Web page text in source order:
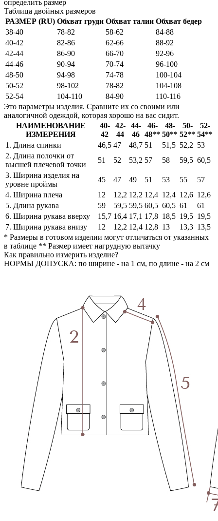
определить размер
Таблица двойных размеров
РАЗМЕР (RU) Обхват груди Обхват талии Обхват бедер
38-40
78-82 58-62
84-88
40-42
82-86 62-66
88-92
42-44
86-90 66-70
92-96
44-46
90-94 70-74
96-100
48-50
94-98 74-78
100-104
50-52
98-102 78-82
104-108
52-54
104-110 84-90
110-116
Это параметры изделия. Сравните их со своими или
аналогичной одеждой, которая хорошо на вас сидит.
НАИМЕНОВАНИЕ
ИЗМЕРЕНИЯ
40-
42
42-
44
44-
46
46-
48**
48-
50**
50-
52**
52-
54**
1. Длина спинки
46,5 47 48,7 51 51,5 52,2 53
2. Длина полочки от
высшей плечевой точки
51 52 53,2 57 58 59,5 60,5
3. Ширина изделия на
уровне проймы
45 47 49 51 53 55
57
4. Ширина плеча
12 12,2 12,2 12,4 12,4 12,6 12,6
5. Длина рукава
59 59,5 59,5 60,5 60,5 61
61
6. Ширина рукава вверху
15,7 16,4 17,1 17,8 18,5 19,5 19,5
7. Ширина рукава внизу
12 12,2 12,4 12,8 13 13,3 13,5
* Размеры в готовом изделии могут отличаться от указанных
в таблице ** Размер имеет нагрудную вытачку
Как правильно измерить изделие?
НОРМЫ ДОПУСКА: по ширине - на 1 см, по длине - на 2 см